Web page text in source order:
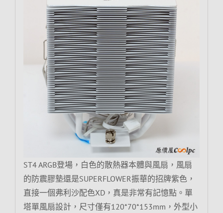
ST4 ARGB登場，白色的散熱器本體與風扇，風扇
的防震膠墊還是SUPERFLOWER振華的招牌紫色，
直接一個弗利沙配色XD，真是非常有記憶點。單
塔單風扇設計，尺寸僅有120*70*153mm，外型小